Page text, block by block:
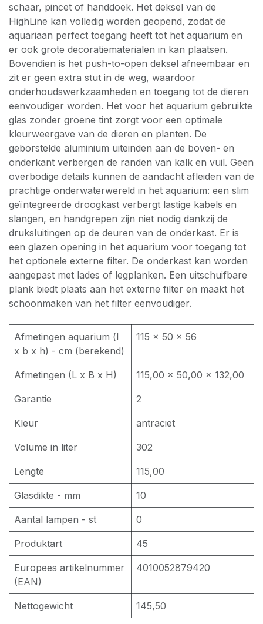
schaar, pincet of handdoek. Het deksel van de
HighLine kan volledig worden geopend, zodat de
aquariaan perfect toegang heeft tot het aquarium en
er ook grote decoratiematerialen in kan plaatsen.
Bovendien is het push-to-open deksel afneembaar en
zit er geen extra stut in de weg, waardoor
onderhoudswerkzaamheden en toegang tot de dieren
eenvoudiger worden. Het voor het aquarium gebruikte
glas zonder groene tint zorgt voor een optimale
kleurweergave van de dieren en planten. De
geborstelde aluminium uiteinden aan de boven- en
onderkant verbergen de randen van kalk en vuil. Geen
overbodige details kunnen de aandacht afleiden van de
prachtige onderwaterwereld in het aquarium: een slim
geïntegreerde droogkast verbergt lastige kabels en
slangen, en handgrepen zijn niet nodig dankzij de
druksluitingen op de deuren van de onderkast. Er is
een glazen opening in het aquarium voor toegang tot
het optionele externe filter. De onderkast kan worden
aangepast met lades of legplanken. Een uitschuifbare
plank biedt plaats aan het externe filter en maakt het
schoonmaken van het filter eenvoudiger.
Afmetingen aquarium (l
x b x h) - cm (berekend)
115 × 50 × 56
Afmetingen (L x B x H) 115,00 × 50,00 × 132,00
Garantie 2
Kleur antraciet
Volume in liter 302
Lengte 115,00
Glasdikte - mm 10
Aantal lampen - st 0
Produktart 45
Europees artikelnummer
(EAN)
4010052879420
Nettogewicht 145,50